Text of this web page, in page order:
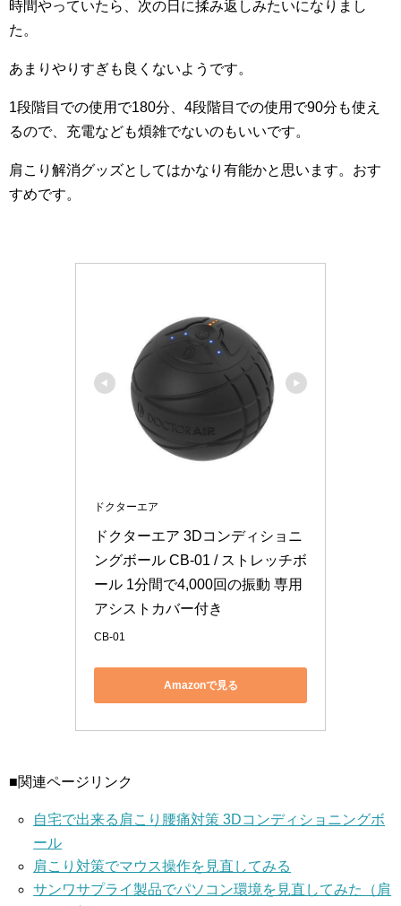
時間やっていたら、次の日に揉み返しみたいになりまし
た。
あまりやりすぎも良くないようです。
1段階目での使用で180分、4段階目での使用で90分も使え
るので、充電なども煩雑でないのもいいです。
肩こり解消グッズとしてはかなり有能かと思います。おす
すめです。
ドクターエア
ドクターエア 3Dコンディショニ
ングボール CB-01 / ストレッチボ
ール 1分間で4,000回の振動 専用
アシストカバー付き
CB-01
Amazonで見る
■関連ページリンク
自宅で出来る肩こり腰痛対策 3Dコンディショニングボ
ール
肩こり対策でマウス操作を見直してみる
サンワサプライ製品でパソコン環境を見直してみた（肩